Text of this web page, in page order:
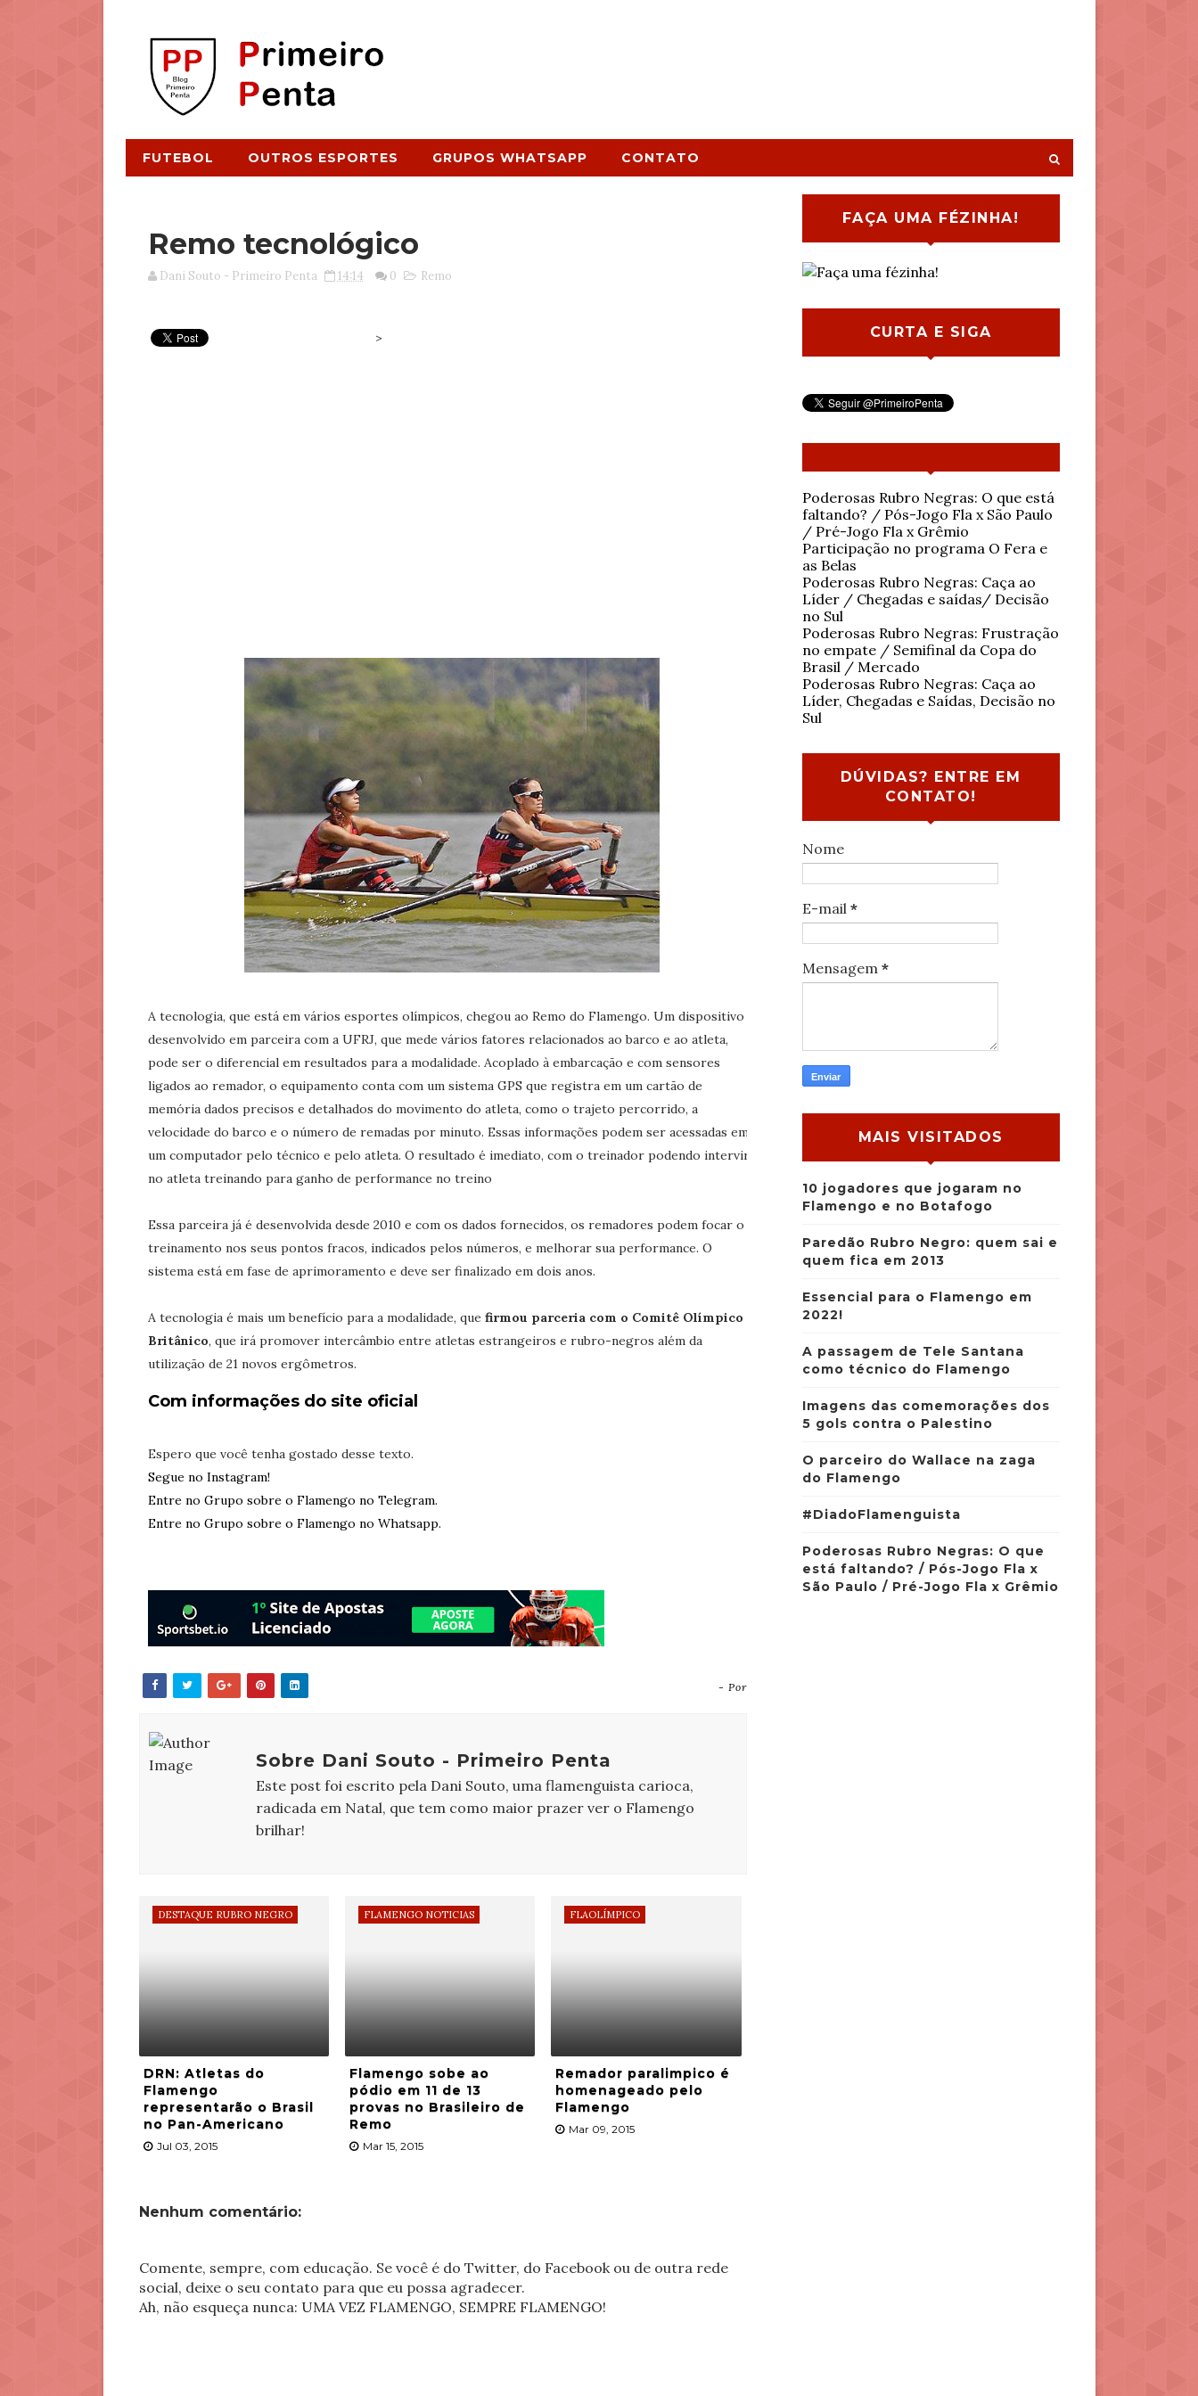
FUTEBOL OUTROS ESPORTES GRUPOS WHATSAPP CONTATO
Remo tecnológico
Dani Souto - Primeiro Penta 14:14 0 Remo
>
A tecnologia, que está em vários esportes olímpicos, chegou ao Remo do Flamengo. Um dispositivo
desenvolvido em parceira com a UFRJ, que mede vários fatores relacionados ao barco e ao atleta,
pode ser o diferencial em resultados para a modalidade. Acoplado à embarcação e com sensores
ligados ao remador, o equipamento conta com um sistema GPS que registra em um cartão de
memória dados precisos e detalhados do movimento do atleta, como o trajeto percorrido, a
velocidade do barco e o número de remadas por minuto. Essas informações podem ser acessadas em
um computador pelo técnico e pelo atleta. O resultado é imediato, com o treinador podendo intervir
no atleta treinando para ganho de performance no treino
Essa parceira já é desenvolvida desde 2010 e com os dados fornecidos, os remadores podem focar o
treinamento nos seus pontos fracos, indicados pelos números, e melhorar sua performance. O
sistema está em fase de aprimoramento e deve ser finalizado em dois anos.
A tecnologia é mais um benefício para a modalidade, que firmou parceria com o Comitê Olímpico
Britânico, que irá promover intercâmbio entre atletas estrangeiros e rubro-negros além da
utilização de 21 novos ergômetros.
Com informações do site oficial
Espero que você tenha gostado desse texto.
Segue no Instagram!
Entre no Grupo sobre o Flamengo no Telegram.
Entre no Grupo sobre o Flamengo no Whatsapp.
- Por
Sobre Dani Souto - Primeiro Penta
Este post foi escrito pela Dani Souto, uma flamenguista carioca,
radicada em Natal, que tem como maior prazer ver o Flamengo
brilhar!
DESTAQUE RUBRO NEGRO
DRN: Atletas do
Flamengo
representarão o Brasil
no Pan-Americano
Jul 03, 2015
FLAMENGO NOTICIAS
Flamengo sobe ao
pódio em 11 de 13
provas no Brasileiro de
Remo
Mar 15, 2015
FLAOLÍMPICO
Remador paralimpico é
homenageado pelo
Flamengo
Mar 09, 2015
Nenhum comentário:
Comente, sempre, com educação. Se você é do Twitter, do Facebook ou de outra rede
social, deixe o seu contato para que eu possa agradecer.
Ah, não esqueça nunca: UMA VEZ FLAMENGO, SEMPRE FLAMENGO!
FAÇA UMA FÉZINHA!
CURTA E SIGA
Poderosas Rubro Negras: O que está
faltando? / Pós-Jogo Fla x São Paulo
/ Pré-Jogo Fla x Grêmio
Participação no programa O Fera e
as Belas
Poderosas Rubro Negras: Caça ao
Líder / Chegadas e saídas/ Decisão
no Sul
Poderosas Rubro Negras: Frustração
no empate / Semifinal da Copa do
Brasil / Mercado
Poderosas Rubro Negras: Caça ao
Líder, Chegadas e Saídas, Decisão no
Sul
DÚVIDAS? ENTRE EM
CONTATO!
Nome
E-mail *
Mensagem *
MAIS VISITADOS
10 jogadores que jogaram no
Flamengo e no Botafogo
Paredão Rubro Negro: quem sai e
quem fica em 2013
Essencial para o Flamengo em
2022!
A passagem de Tele Santana
como técnico do Flamengo
Imagens das comemorações dos
5 gols contra o Palestino
O parceiro do Wallace na zaga
do Flamengo
#DiadoFlamenguista
Poderosas Rubro Negras: O que
está faltando? / Pós-Jogo Fla x
São Paulo / Pré-Jogo Fla x Grêmio